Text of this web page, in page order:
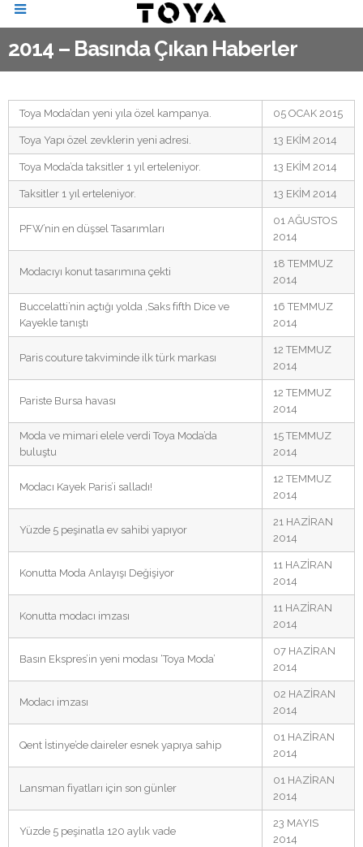
2014 – Basında Çıkan Haberler
Toya Moda’dan yeni yıla özel kampanya. 05 OCAK 2015
Toya Yapı özel zevklerin yeni adresi. 13 EKİM 2014
Toya Moda’da taksitler 1 yıl erteleniyor. 13 EKİM 2014
Taksitler 1 yıl erteleniyor. 13 EKİM 2014
PFW’nin en düşsel Tasarımları
01 AĞUSTOS
2014
Modacıyı konut tasarımına çekti
18 TEMMUZ
2014
Buccelatti’nin açtığı yolda ,Saks fifth Dice ve
Kayekle tanıştı
16 TEMMUZ
2014
Paris couture takviminde ilk türk markası
12 TEMMUZ
2014
Pariste Bursa havası
12 TEMMUZ
2014
Moda ve mimari elele verdi Toya Moda’da
buluştu
15 TEMMUZ
2014
Modacı Kayek Paris’i salladı!
12 TEMMUZ
2014
Yüzde 5 peşinatla ev sahibi yapıyor
21 HAZİRAN
2014
Konutta Moda Anlayışı Değişiyor
11 HAZİRAN
2014
Konutta modacı imzası
11 HAZİRAN
2014
Basın Ekspres’in yeni modası ‘Toya Moda’
07 HAZİRAN
2014
Modacı imzası
02 HAZİRAN
2014
Qent İstinye’de daireler esnek yapıya sahip
01 HAZİRAN
2014
Lansman fiyatları için son günler
01 HAZİRAN
2014
Yüzde 5 peşinatla 120 aylık vade
23 MAYIS
2014